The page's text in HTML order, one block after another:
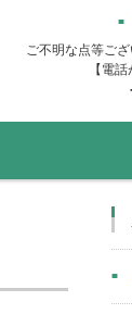
ご不明な点等ご
【電